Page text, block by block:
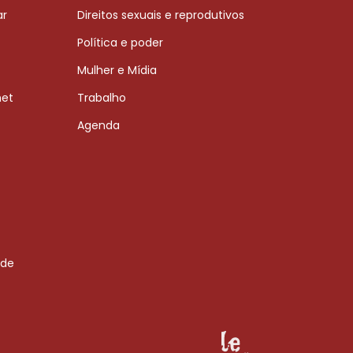
Direitos sexuais e reprodutivos
Política e poder
Mulher e Mídia
Trabalho
Agenda